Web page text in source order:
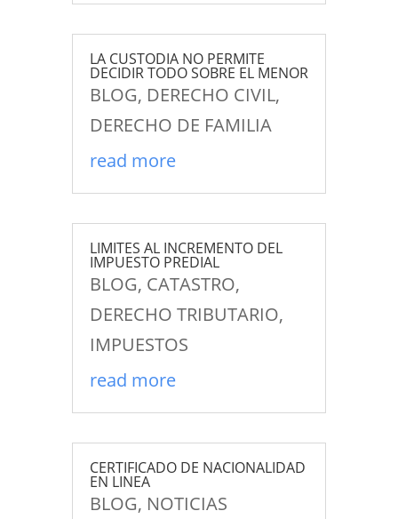
LA CUSTODIA NO PERMITE
DECIDIR TODO SOBRE EL MENOR
BLOG, DERECHO CIVIL,
DERECHO DE FAMILIA
read more
LIMITES AL INCREMENTO DEL
IMPUESTO PREDIAL
BLOG, CATASTRO,
DERECHO TRIBUTARIO,
IMPUESTOS
read more
CERTIFICADO DE NACIONALIDAD
EN LINEA
BLOG, NOTICIAS